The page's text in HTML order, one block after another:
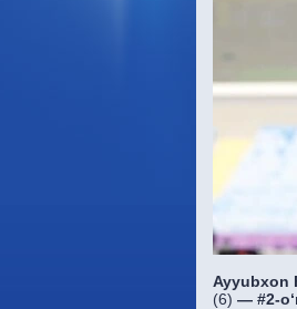
Ayyubxon
(6) — #2-